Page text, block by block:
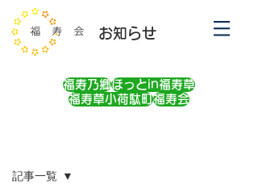
お知らせ
福寿乃郷ほっとin福寿草
福寿草小荷駄町福寿会
記事一覧